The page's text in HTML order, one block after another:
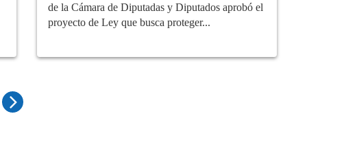
de la Cámara de Diputadas y Diputados aprobó el
proyecto de Ley que busca proteger...